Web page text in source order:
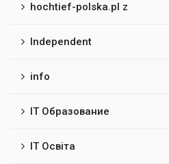
hochtief-polska.pl z
Independent
info
IT Образование
IT Освіта